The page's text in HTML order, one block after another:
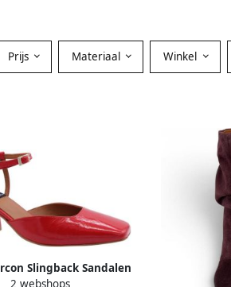
Prijs Materiaal Winkel
Slingback Sandalen
2 webshops